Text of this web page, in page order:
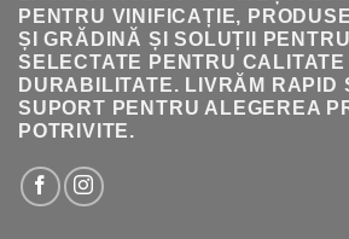
PENTRU VINIFICAȚIE,
ȘI GRĂDINĂ ȘI SOLUȚII
SELECTATE PENTRU CALITATE
DURABILITATE. LIVRĂM RAPID
SUPORT PENTRU ALEGEREA
POTRIVITE.